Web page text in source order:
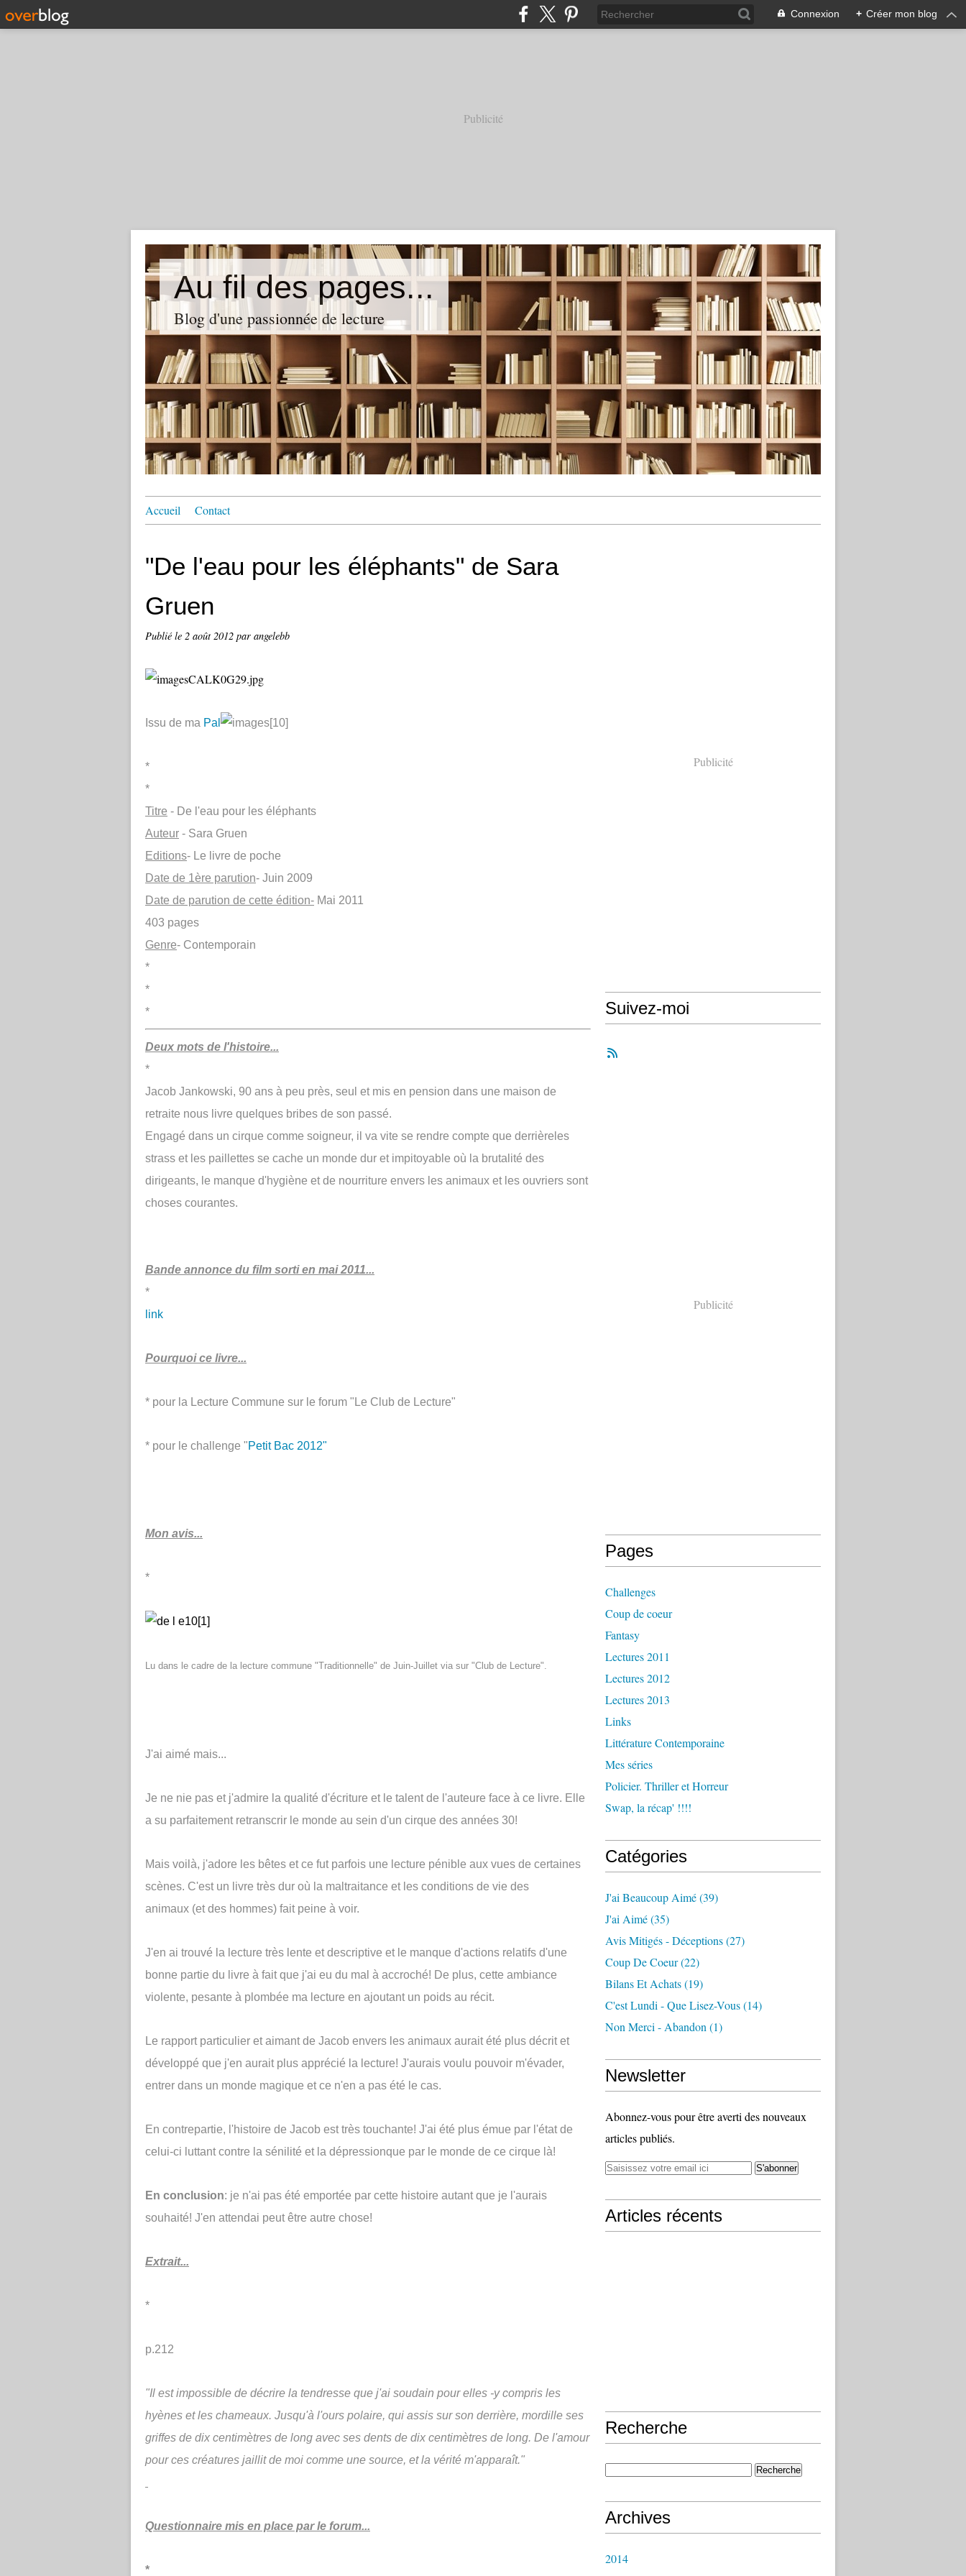
Connexion + Créer mon blog
Publicité
Au fil des pages...
Blog d'une passionnée de lecture
Accueil Contact
"De l'eau pour les éléphants" de Sara
Gruen
Publié le 2 août 2012 par angelebb
Issu de ma Pal
*
*
Titre - De l'eau pour les éléphants
Auteur - Sara Gruen
Editions- Le livre de poche
Date de 1ère parution- Juin 2009
Date de parution de cette édition- Mai 2011
403 pages
Genre- Contemporain
*
*
*
Deux mots de l'histoire...
*
Jacob Jankowski, 90 ans à peu près, seul et mis en pension dans une maison de
retraite nous livre quelques bribes de son passé.
Engagé dans un cirque comme soigneur, il va vite se rendre compte que derrièreles
strass et les paillettes se cache un monde dur et impitoyable où la brutalité des
dirigeants, le manque d'hygiène et de nourriture envers les animaux et les ouvriers sont
choses courantes.
Bande annonce du film sorti en mai 2011...
*
link
Pourquoi ce livre...
* pour la Lecture Commune sur le forum "Le Club de Lecture"
* pour le challenge "Petit Bac 2012"
Mon avis...
*
Lu dans le cadre de la lecture commune "Traditionnelle" de Juin-Juillet via sur "Club de Lecture".
J'ai aimé mais...
Je ne nie pas et j'admire la qualité d'écriture et le talent de l'auteure face à ce livre. Elle
a su parfaitement retranscrir le monde au sein d'un cirque des années 30!
Mais voilà, j'adore les bêtes et ce fut parfois une lecture pénible aux vues de certaines
scènes. C'est un livre très dur où la maltraitance et les conditions de vie des
animaux (et des hommes) fait peine à voir.
J'en ai trouvé la lecture très lente et descriptive et le manque d'actions relatifs d'une
bonne partie du livre à fait que j'ai eu du mal à accroché! De plus, cette ambiance
violente, pesante à plombée ma lecture en ajoutant un poids au récit.
Le rapport particulier et aimant de Jacob envers les animaux aurait été plus décrit et
développé que j'en aurait plus apprécié la lecture! J'aurais voulu pouvoir m'évader,
entrer dans un monde magique et ce n'en a pas été le cas.
En contrepartie, l'histoire de Jacob est très touchante! J'ai été plus émue par l'état de
celui-ci luttant contre la sénilité et la dépressionque par le monde de ce cirque là!
En conclusion: je n'ai pas été emportée par cette histoire autant que je l'aurais
souhaité! J'en attendai peut être autre chose!
Extrait...
*
p.212
"Il est impossible de décrire la tendresse que j'ai soudain pour elles -y compris les
hyènes et les chameaux. Jusqu'à l'ours polaire, qui assis sur son derrière, mordille ses
griffes de dix centimètres de long avec ses dents de dix centimètres de long. De l'amour
pour ces créatures jaillit de moi comme une source, et la vérité m'apparaît."
Questionnaire mis en place par le forum...
*
Publicité
Suivez-moi
Publicité
Pages
Challenges
Coup de coeur
Fantasy
Lectures 2011
Lectures 2012
Lectures 2013
Links
Littérature Contemporaine
Mes séries
Policier. Thriller et Horreur
Swap, la récap' !!!!
Catégories
J'ai Beaucoup Aimé(39)
J'ai Aimé(35)
Avis Mitigés - Déceptions(27)
Coup De Coeur(22)
Bilans Et Achats(19)
C'est Lundi - Que Lisez-Vous(14)
Non Merci - Abandon (1)
Newsletter
Abonnez-vous pour être averti des nouveaux
articles publiés.
Articles récents
Recherche
Archives
2014